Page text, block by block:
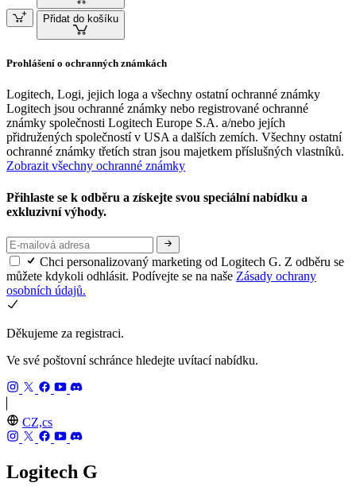
Přidat do košíku
Prohlášení o ochranných známkách
Logitech, Logi, jejich loga a všechny ostatní ochranné známky
Logitech jsou ochranné známky nebo registrované ochranné
známky společnosti Logitech Europe S.A. a/nebo jejích
přidružených společností v USA a dalších zemích. Všechny ostatní
ochranné známky třetích stran jsou majetkem příslušných vlastníků.
Zobrazit všechny ochranné známky
Přihlaste se k odběru a získejte svou speciální nabídku a
exkluzivní výhody.
Chci personalizovaný marketing od Logitech G. Z odběru se
můžete kdykoli odhlásit. Podívejte se na naše Zásady ochrany
osobních údajů.
Děkujeme za registraci.
Ve své poštovní schránce hledejte uvítací nabídku.
CZ,cs
Logitech G